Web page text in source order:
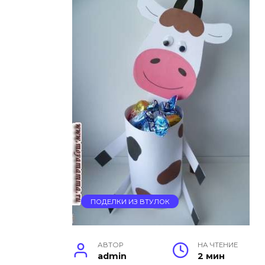
ПОДЕЛКИ ИЗ ВТУЛОК
АВТОР
admin
НА ЧТЕНИЕ
2 мин